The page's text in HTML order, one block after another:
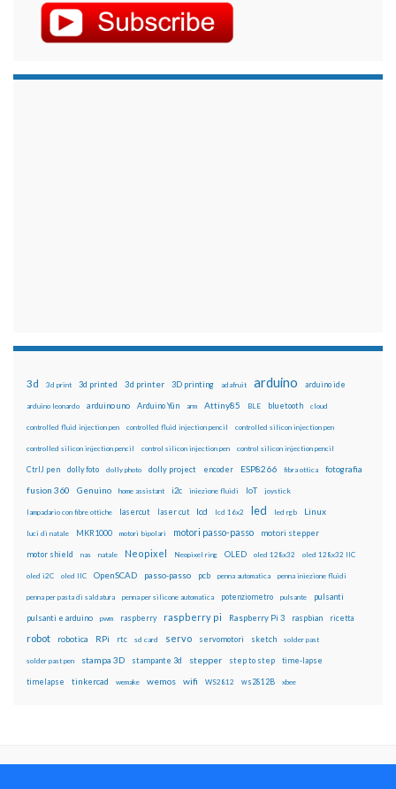
3d 3d print 3d printed 3d printer 3D printing adafruit arduino arduino ide
arduino leonardo arduino uno Arduino Yún arm Attiny85 BLE bluetooth cloud
controlled fluid injection pen controlled fluid injection pencil controlled silicon injection pen
controlled silicon injection pencil control silicon injection pen control silicon injection pencil
CtrlJ pen dolly foto dolly photo dolly project encoder ESP8266 fibra ottica fotografia
fusion 360 Genuino home assistant i2c iniezione fluidi IoT joystick
lampadario con fibre ottiche lasercut laser cut lcd lcd 16x2 led led rgb Linux
luci di natale MKR1000 motori bipolari motori passo-passo motori stepper
motor shield nas natale Neopixel Neopixel ring OLED oled 128x32 oled 128x32 IIC
oled i2C oled IIC OpenSCAD passo-passo pcb penna automatica penna iniezione fluidi
penna per pasta di saldatura penna per silicone automatica potenziometro pulsante pulsanti
pulsanti e arduino pwm raspberry raspberry pi Raspberry Pi 3 raspbian ricetta
robot robotica RPi rtc sd card servo servomotori sketch solder past
solder past pen stampa 3D stampante 3d stepper step to step time-lapse
timelapse tinkercad wemake wemos wifi WS2812 ws2812B xbee